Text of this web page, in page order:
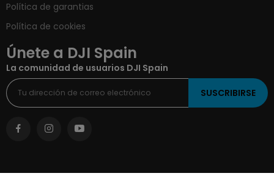
Política de garantias
Política de cookies
Únete a DJI Spain
La comunidad de usuarios DJI Spain
SUSCRIBIRSE